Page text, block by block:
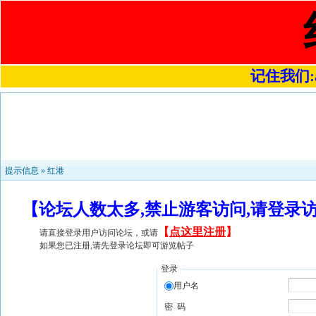
记住我们
提示信息 » 红港
【论坛人数太多,禁止游客访问,请登
请直接登录用户访问论坛，或请 【 点这里注册】
如果您已注册,请先登录论坛即可游览帖子
登录
用户名
密 码